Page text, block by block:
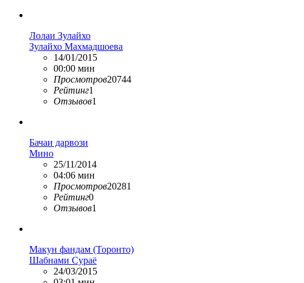
Лолаи Зулайхо
Зулайхо Махмадшоева
14/01/2015
00:00 мин
Просмотров20744
Рейтинг1
Отзывов1
Бачаи дарвози
Мино
25/11/2014
04:06 мин
Просмотров20281
Рейтинг0
Отзывов1
Макун фандам (Торонто)
Шабнами Сураё
24/03/2015